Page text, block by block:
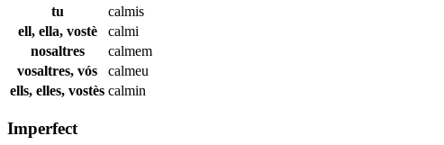
tu
calmis
ell, ella, vostè
calmi
nosaltres
calmem
vosaltres, vós
calmeu
ells, elles, vostès calmin
Imperfect